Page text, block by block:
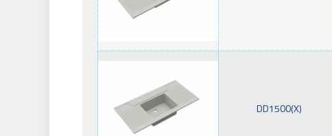
DD1500(X)